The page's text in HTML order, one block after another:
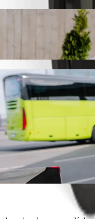
vous de Hogis
de choisir le
Quel que soit votre
pour vous
bagages ? Réservez nos
avec élégance ? Essayez
avec des enfants ?
de compagnie vous
supplémentaire ? Les
? Profitez de
Bolt